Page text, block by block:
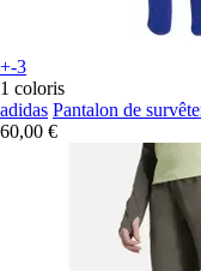
+-3
1 coloris
adidas Pantalon de
60,00 €